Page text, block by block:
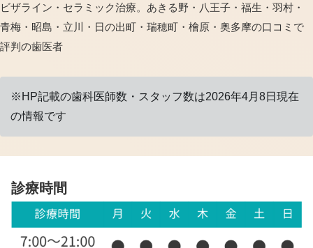
ビザライン・セラミック治療。あきる野・八王子・福生・羽村・
青梅・昭島・立川・日の出町・瑞穂町・檜原・奥多摩の口コミで
評判の歯医者
※HP記載の歯科医師数・スタッフ数は2026年4月8日現在
の情報です
診療時間